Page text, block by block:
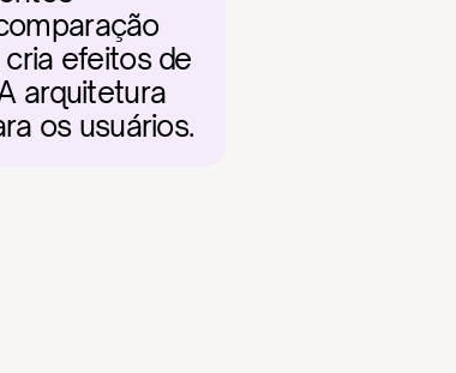
efeitos de
arquitetura
os usuários.